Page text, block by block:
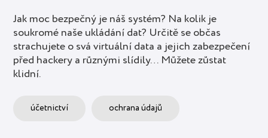
Jak moc bezpečný je náš systém? Na kolik je
soukromé naše ukládání dat? Určitě se občas
strachujete o svá virtuální data a jejich zabezpečení
před hackery a různými slídily… Můžete zůstat
klidní.
účetnictví ochrana údajů